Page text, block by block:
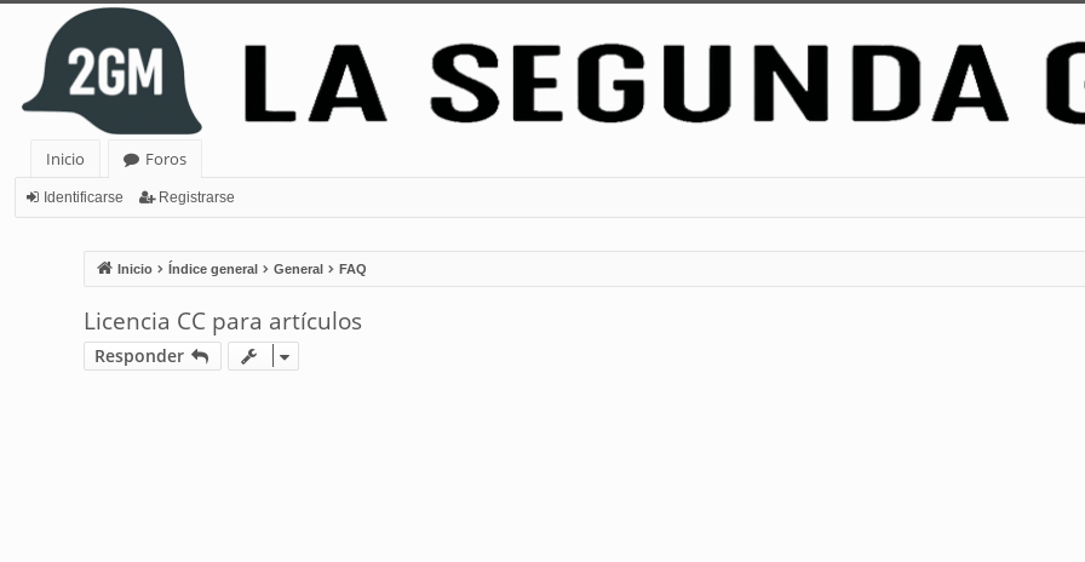
Inicio
Foros
Identificarse Registrarse
Inicio Índice general General FAQ
Licencia CC para artículos
Responder